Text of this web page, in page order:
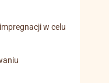
w celu